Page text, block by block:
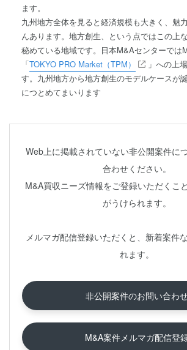
ます。
九州地方全体を見ると経済規模も大きく、魅
んあります。地方創生、という点ではこの上
秘めている地域です。日本M&Aセンターでは
「TOKYO PRO Market（TPM）
」への上
す。九州地方から地方創生のモデルケースが
につとめてまいります
Web上に掲載されていない非公開案件に
合わせください。
M&A買収ニーズ情報をご登録いただくこ
がうけられます。
メルマガ配信登録いただくと、新着案件
れます。
非公開案件のお問い合わ
M&A案件メルマガ配信登